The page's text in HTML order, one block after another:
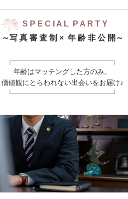
S P E C I A L P A R T Y
～写 真 審 査 制 × 年 齢 非 公 開～
┌────────────────────┐
年齢はマッチングした方のみ。
価値観にとらわれない出会いをお届け♪
└────────────────────┘